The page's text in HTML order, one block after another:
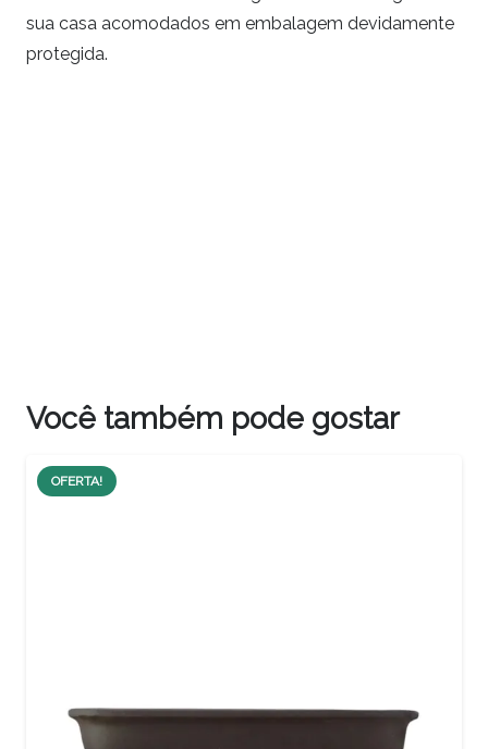
sua casa acomodados em embalagem devidamente
protegida.
Você também pode gostar
OFERTA!